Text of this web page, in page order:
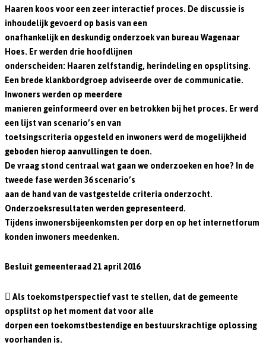
Haaren koos voor een zeer interactief proces. De discussie is
inhoudelijk gevoerd op basis van een
onafhankelijk en deskundig onderzoek van bureau Wagenaar
Hoes. Er werden drie hoofdlijnen
onderscheiden: Haaren zelfstandig, herindeling en opsplitsing.
Een brede klankbordgroep adviseerde over de communicatie.
Inwoners werden op meerdere
manieren geïnformeerd over en betrokken bij het proces. Er werd
een lijst van scenario’s en van
toetsingscriteria opgesteld en inwoners werd de mogelijkheid
geboden hierop aanvullingen te doen.
De vraag stond centraal wat gaan we onderzoeken en hoe? In de
tweede fase werden 36 scenario’s
aan de hand van de vastgestelde criteria onderzocht.
Onderzoeksresultaten werden gepresenteerd.
Tijdens inwonersbijeenkomsten per dorp en op het internetforum
konden inwoners meedenken.
Besluit gemeenteraad 21 april 2016
 Als toekomstperspectief vast te stellen, dat de gemeente
opsplitst op het moment dat voor alle
dorpen een toekomstbestendige en bestuurskrachtige oplossing
voorhanden is.